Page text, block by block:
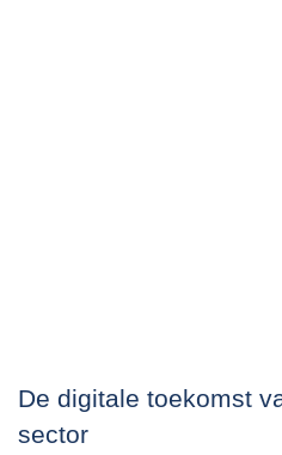
De digitale toekomst
sector